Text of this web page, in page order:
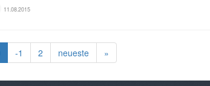
11.08.2015
-1 2 neueste »